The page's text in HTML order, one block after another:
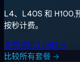
L4、L40S 和 H100,
按秒计费。
免费试用 1 小时 →
比较所有套餐 →